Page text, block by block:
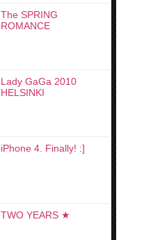
The SPRING
ROMANCE
Lady GaGa 2010
HELSINKI
iPhone 4. Finally! :]
TWO YEARS ★